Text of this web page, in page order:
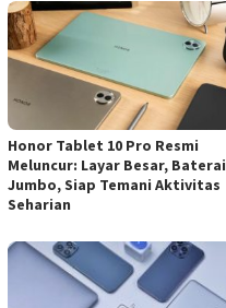
Honor Tablet 10 Pro Resmi
Meluncur: Layar Besar, Baterai
Jumbo, Siap Temani Aktivitas
Seharian